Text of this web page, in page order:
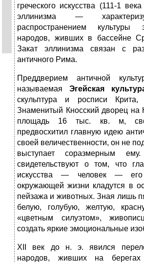
греческого искусства (111-1
эллинизма —
распространением культуры
народов, живших в бассейне
Закат эллинизма связан с
античного Рима.
Преддверием античной
называемая Эгейская
скульптура и росписи
Знаменитый Кносский дворец на
площадь 16 тыс. кв. м,
предвосхитил главную идею
своей величественности, он не
выступает соразмерным
свидетельствуют о том, что
искусства — человек — его
окружающей жизни кладутся в
пейзажа и животных. Зная лишь
белую, голубую, желтую,
«цветным силуэтом»,
создать яркие эмоциональные
XII век до н. э. явился
народов, живших на берегах